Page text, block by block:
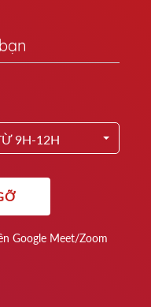
9H-12H
Google Meet/Zoom